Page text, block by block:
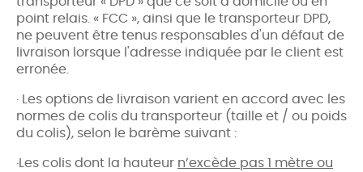
point relais. « FCC », ainsi que le transporteur DPD,
ne peuvent être tenus responsables d'un défaut de
livraison lorsque l'adresse indiquée par le client est
erronée.
· Les options de livraison varient en accord avec les
normes de colis du transporteur (taille et / ou poids
du colis), selon le barème suivant :
·Les colis dont la hauteur n’excède pas 1 mètre ou